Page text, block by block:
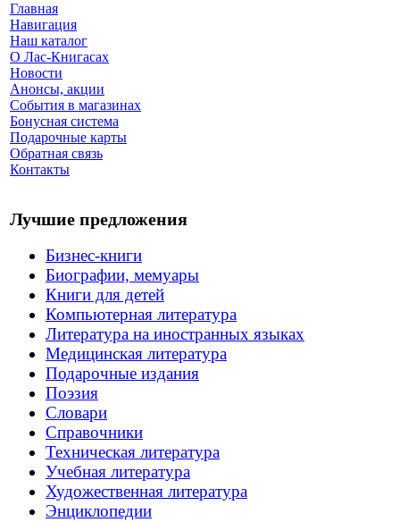
Главная
Навигация
Наш каталог
О Лас-Книгасах
Новости
Анонсы, акции
События в магазинах
Бонусная система
Подарочные карты
Обратная связь
Контакты
Лучшие предложения
Бизнес-книги
Биографии, мемуары
Книги для детей
Компьютерная литература
Литература на иностранных языках
Медицинская литература
Подарочные издания
Поэзия
Словари
Справочники
Техническая литература
Учебная литература
Художественная литература
Энциклопедии